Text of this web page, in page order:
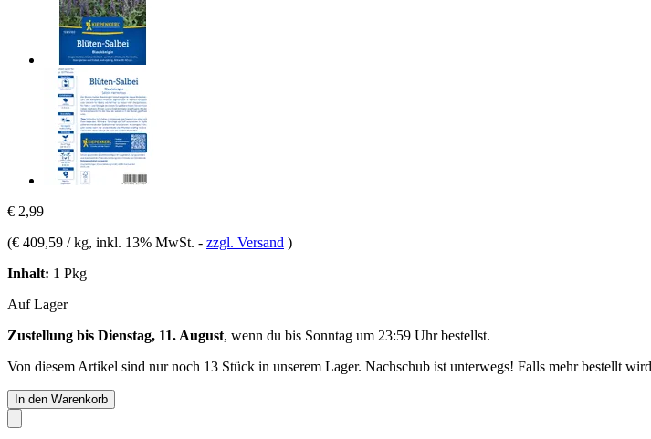
€ 2,99
(€ 409,59 / kg, inkl. 13% MwSt. - zzgl. Versand )
Inhalt: 1 Pkg
Auf Lager
Zustellung bis Dienstag, 11. August, wenn du bis Sonntag um 23:59 Uhrbestellst.
Von diesem Artikel sind nur noch 13 Stück in unserem Lager. Nachschub ist unterwegs! Falls mehr bestellt
In den Warenkorb